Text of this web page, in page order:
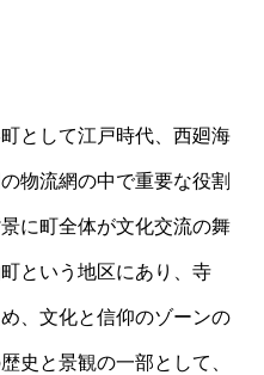
として江戸時代、西廻海
物流網の中で重要な役割
に町全体が文化交流の舞
という地区にあり、寺
、文化と信仰のゾーンの
史と景観の一部として、